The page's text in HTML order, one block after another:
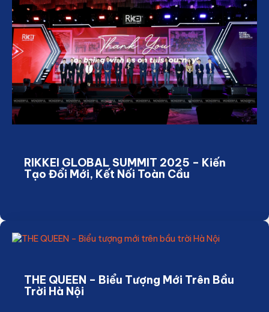
RIKKEI GLOBAL SUMMIT 2025 – Kiến
Tạo Đổi Mới, Kết Nối Toàn Cầu
THE QUEEN – Biểu Tượng Mới Trên Bầu
Trời Hà Nội